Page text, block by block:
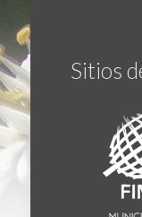
Sitios